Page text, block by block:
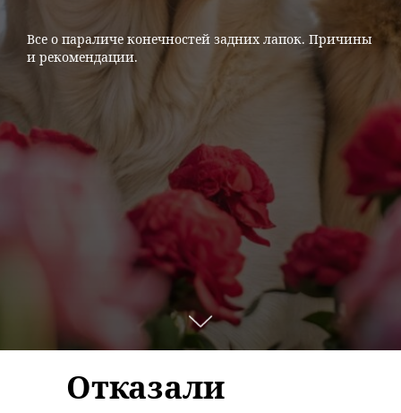
Все о параличе конечностей задних лапок. Причины
и рекомендации.
Отказали